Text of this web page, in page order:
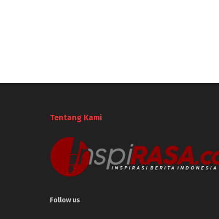
Tentang Kami
Follow us